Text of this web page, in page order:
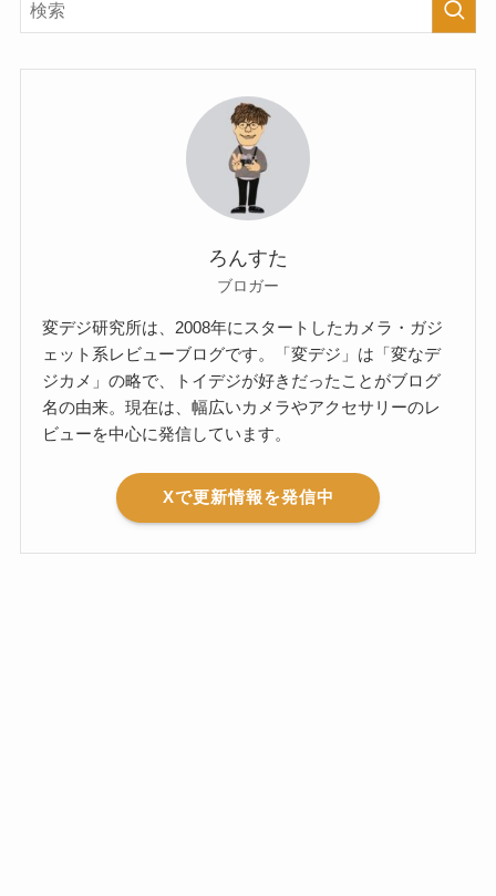
ろんすた
ブロガー
変デジ研究所は、2008年にスタートしたカメラ・ガジ
ェット系レビューブログです。「変デジ」は「変なデ
ジカメ」の略で、トイデジが好きだったことがブログ
名の由来。現在は、幅広いカメラやアクセサリーのレ
ビューを中心に発信しています。
Xで更新情報を発信中